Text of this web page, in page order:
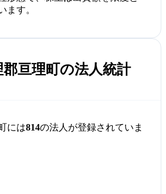
ます。
亘理町の法人統計
には814の法人が登録されていま